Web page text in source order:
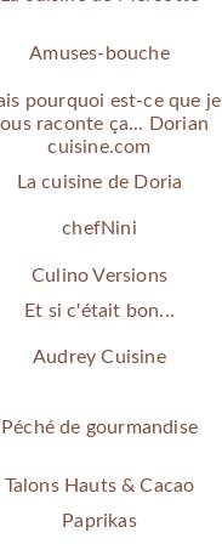
Amuses-bouche
pourquoi est-ce que je
raconte ça... Dorian
cuisine.com
La cuisine de Doria
chefNini
Culino Versions
Et si c'était bon...
Audrey Cuisine
Péché de gourmandise
Talons Hauts & Cacao
Paprikas